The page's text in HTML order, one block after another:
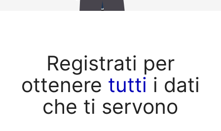
Registrati per
ottenere tutti i dati
che ti servono